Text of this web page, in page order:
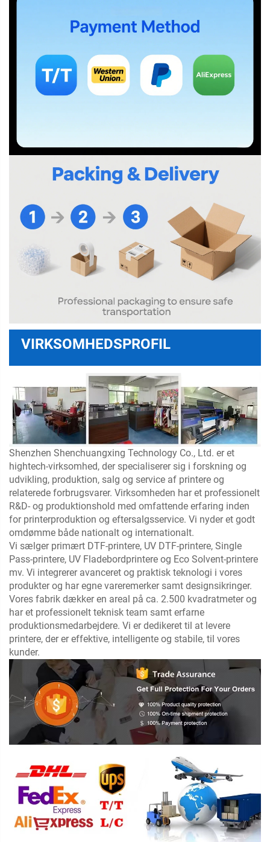
VIRKSOMHEDSPROFIL
Shenzhen Shenchuangxing Technology Co., Ltd. er et
hightech-virksomhed, der specialiserer sig i forskning og
udvikling, produktion, salg og service af printere og
relaterede forbrugsvarer. Virksomheden har et professionelt
R&D- og produktionshold med omfattende erfaring inden
for printerproduktion og eftersalgsservice. Vi nyder et godt
omdømme både nationalt og internationalt.
Vi sælger primært DTF-printere, UV DTF-printere, Single
Pass-printere, UV Fladebordprintere og Eco Solvent-printere
mv. Vi integrerer avanceret og praktisk teknologi i vores
produkter og har egne vareremerker samt designsikringer.
Vores fabrik dækker en areal på ca. 2.500 kvadratmeter og
har et professionelt teknisk team samt erfarne
produktionsmedarbejdere. Vi er dedikeret til at levere
printere, der er effektive, intelligente og stabile, til vores
kunder.